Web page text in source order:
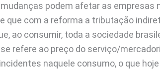
podem afetar as empresas
que com a reforma a tributação
ao consumir, toda a sociedade
refere ao preço do serviço/
naquele consumo, o que